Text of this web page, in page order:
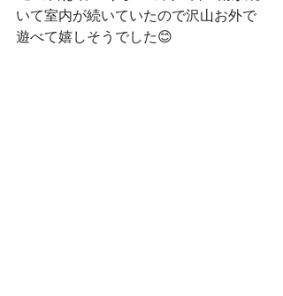
いて室内が続いていたので沢山お外で
遊べて嬉しそうでした😊